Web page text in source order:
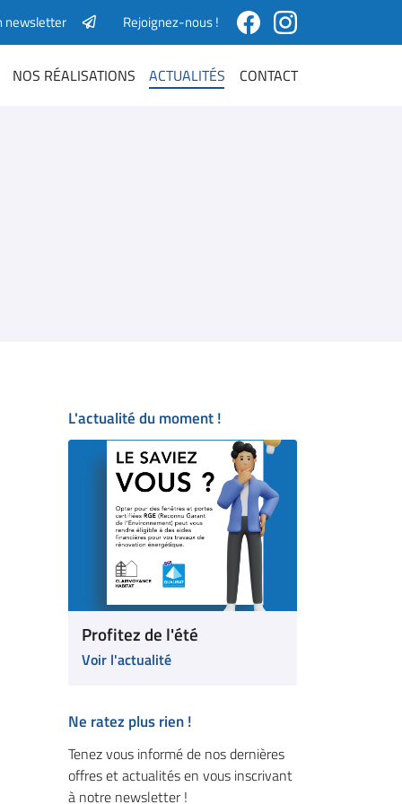
newsletter Rejoignez-nous !
NOS RÉALISATIONS ACTUALITÉS CONTACT
L'actualité du moment !
Profitez de l'été
Voir l'actualité
Ne ratez plus rien !
Tenez vous informé de nos dernières
offres et actualités en vous inscrivant
à notre newsletter !